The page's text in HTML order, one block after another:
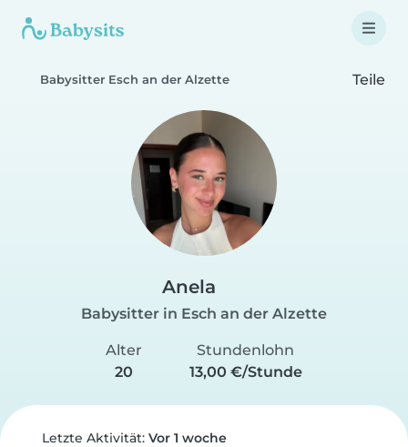
Babysitter Esch an der Alzette Teile
Anela
Babysitter in Esch an der Alzette
Alter
20
Stundenlohn
13,00 €/Stunde
Letzte Aktivität: Vor 1 woche